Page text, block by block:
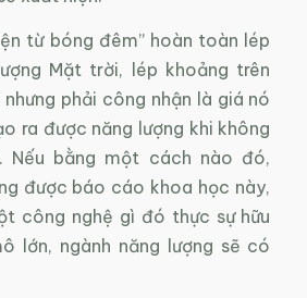
từ bóng đêm” hoàn toàn lép
Mặt trời, lép khoảng trên
nhưng phải công nhận là giá nó
ra được năng lượng khi không
Nếu bằng một cách nào đó,
được báo cáo khoa học này,
công nghệ gì đó thực sự hữu
lớn, ngành năng lượng sẽ có